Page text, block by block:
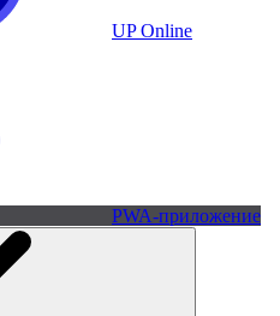
UP Online
PWA-приложение